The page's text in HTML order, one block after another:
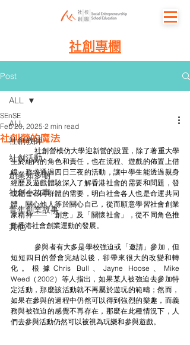
社創專欄
Post
ALL
社創教師
社創活動
創業知多啲
社創小故事
青年創業故事
其他
ALL
社創營的魔法
SEnSE
Feb 20, 2025 2 min read
社創營模仿大學迎新營的設置，除了著重大學
生於組內的角色和責任，也在流程、遊戲的佈置上借
鏡，務求通過四日三夜的活動，讓中學生能透過親身
經歷及遊戲體驗深入了解香港社會的需要和問題，發
現社會不同群體的需要，明白社會各人也是命運共同
體，關心他人等於關心自己，從而願意學習社會創業
家精神——「創意」及「關懷社會」，從不同角色推
動香港社會創業運動的發展。
	參與者有大多是學校強迫或「邀請」參加，但
短短四日的營會完結以後，卻帶來很大的改變和轉
化。根據Chris Bull、Jayne Hoose、Mike
Weed（2002）等人指出，如果某人被強迫去參加特
定活動，那麼該活動就不再屬於遊玩的範疇；然而，
如果在參與的過程中仍然可以得到強烈的樂趣，而義
務與被強迫的感覺不再存在，那麼在此種情況下，人
們去參與活動仍然可以被視為玩樂和參與遊戲。